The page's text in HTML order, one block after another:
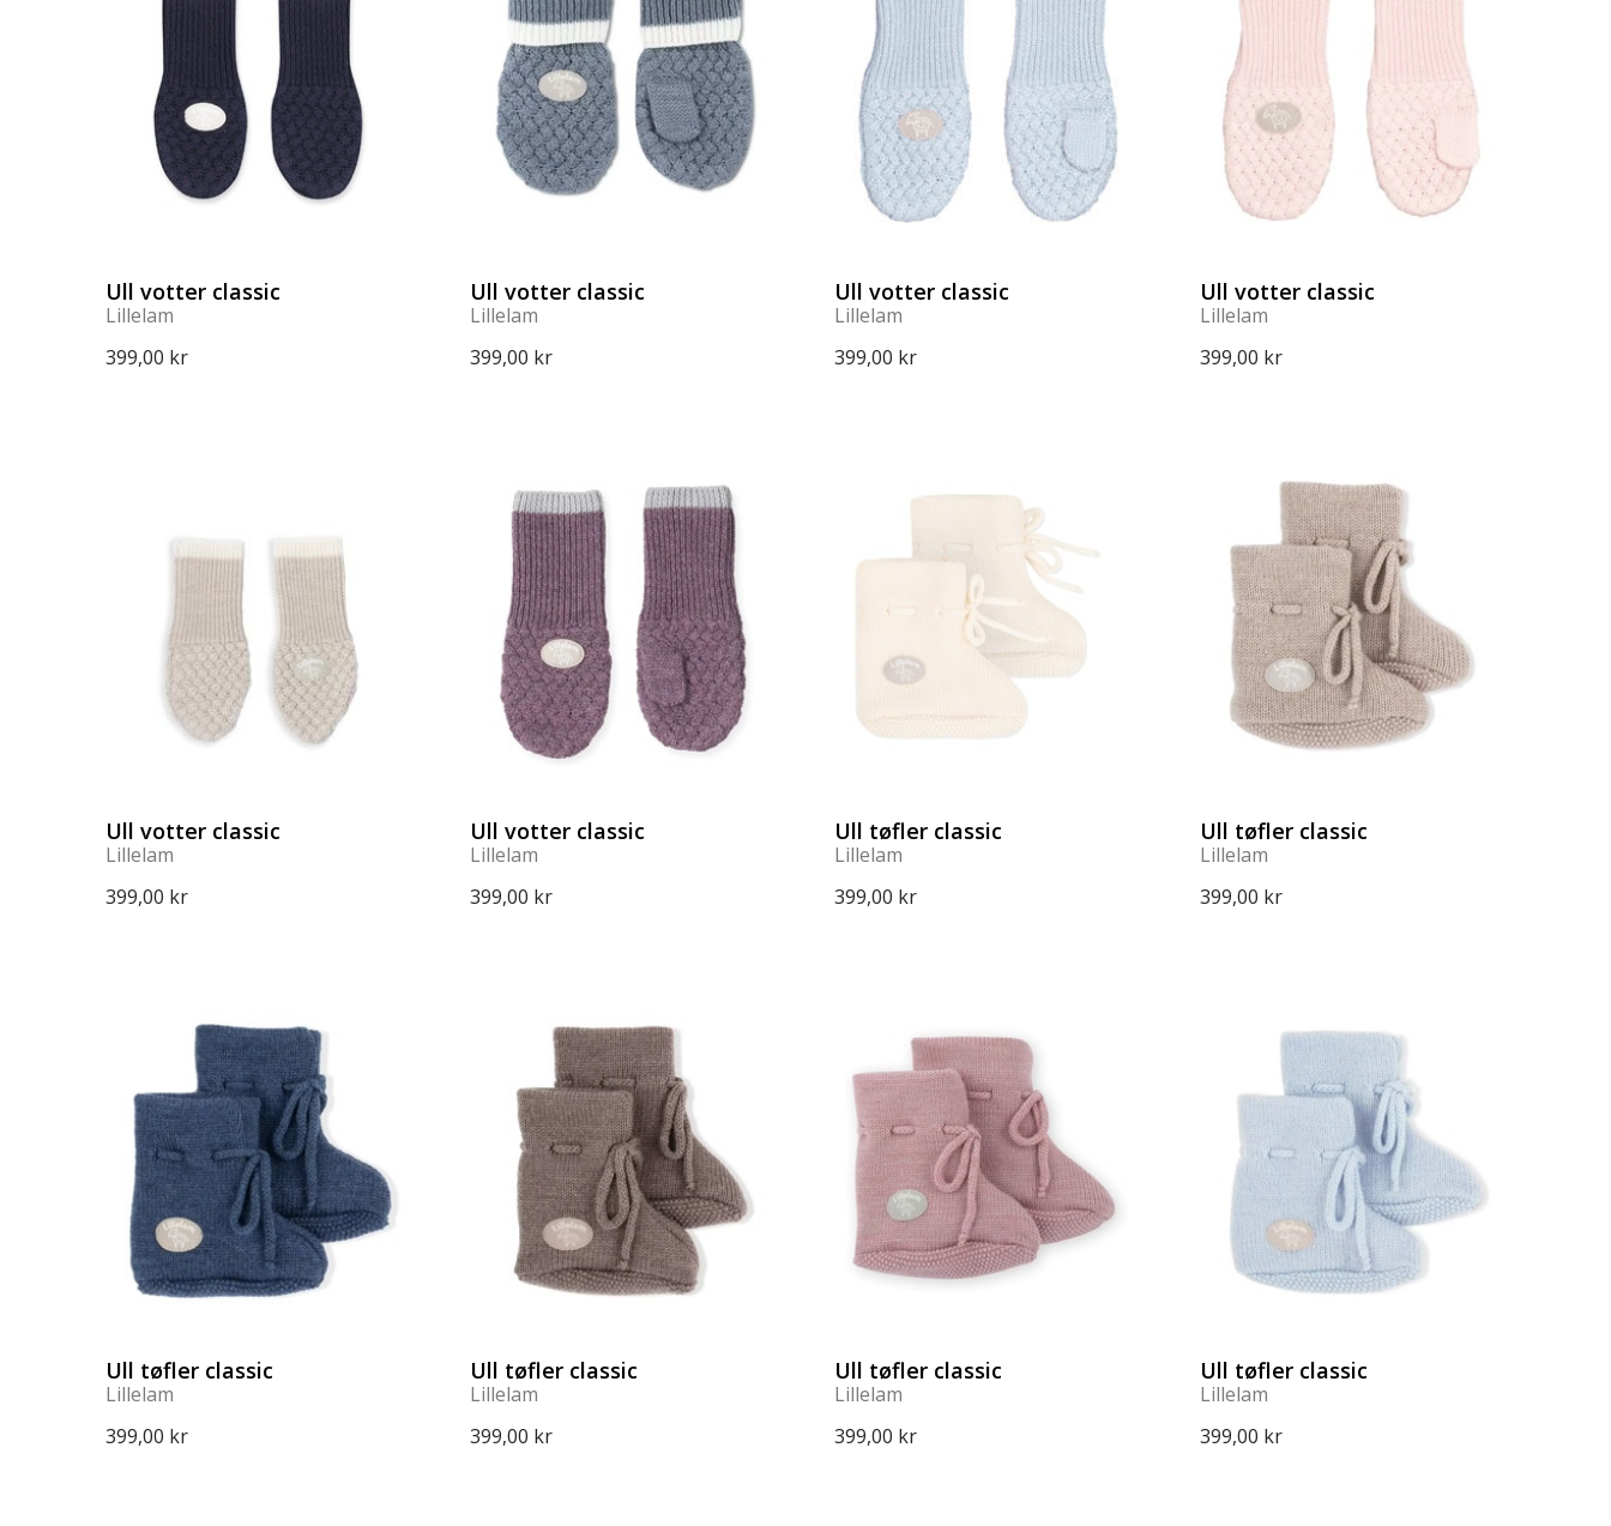
Ull votter classic
Lillelam
399,00 kr
Ull votter classic
Lillelam
399,00 kr
Ull votter classic
Lillelam
399,00 kr
Ull votter classic
Lillelam
399,00 kr
Ull votter classic
Lillelam
399,00 kr
Ull votter classic
Lillelam
399,00 kr
Ull tøfler classic
Lillelam
399,00 kr
Ull tøfler classic
Lillelam
399,00 kr
Ull tøfler classic
Lillelam
399,00 kr
Ull tøfler classic
Lillelam
399,00 kr
Ull tøfler classic
Lillelam
399,00 kr
Ull tøfler classic
Lillelam
399,00 kr